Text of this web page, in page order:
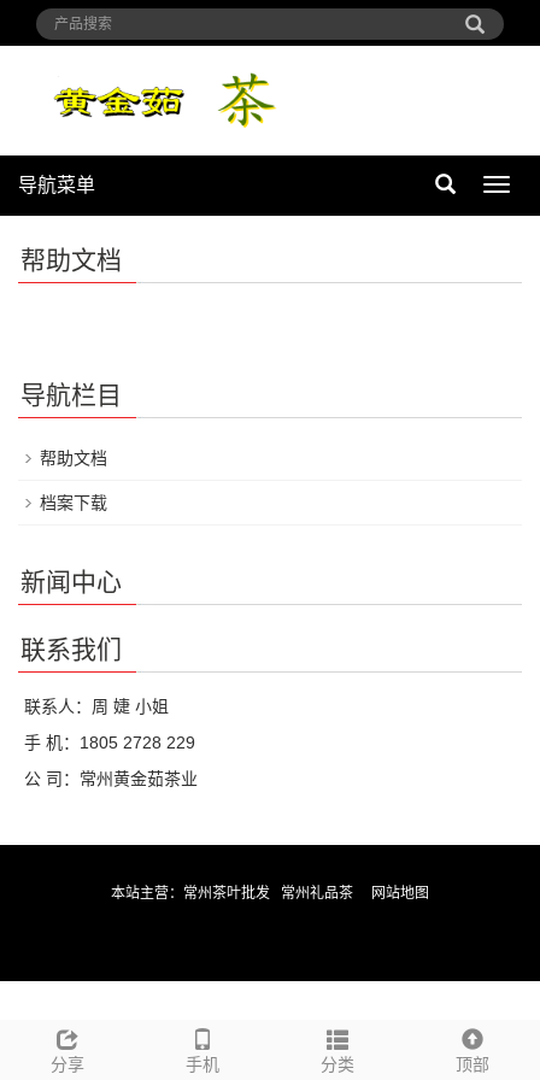
导
导航菜单
帮助文档
导航栏目
帮助文档
档案下载
新闻中心
联系我们
联系人：周 婕 小姐
手 机：1805 2728 229
公 司：常州黄金茹茶业
分享 手机 分类 顶部
本站主营： 常州茶叶批发 常州礼品茶 网站地图